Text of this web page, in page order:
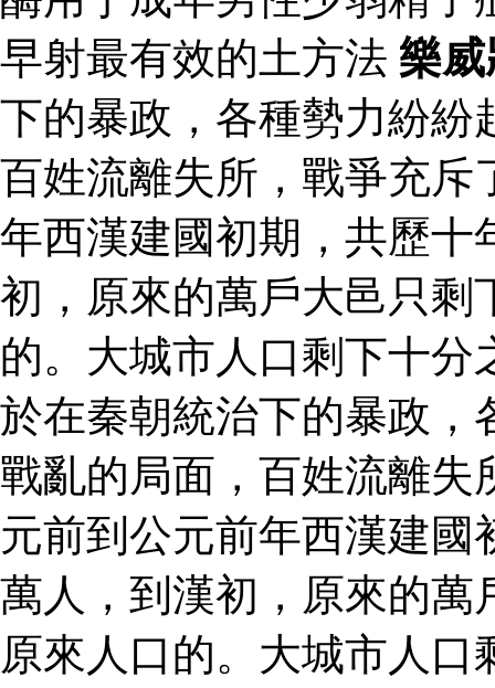
早射最有效的土方法 樂威
下的暴政，各種勢力紛紛
百姓流離失所，戰爭充斥
年西漢建國初期，共歷十
初，原來的萬戶大邑只剩
的。大城市人口剩下十
於在秦朝統治下的暴政，
戰亂的局面，百姓流離失
元前到公元前年西漢建
萬人，到漢初，原來的萬
原來人口的。大城市人